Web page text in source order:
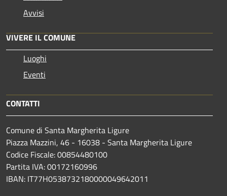
Avvisi
VIVERE IL COMUNE
Luoghi
Eventi
CONTATTI
Comune di Santa Margherita Ligure
Piazza Mazzini, 46 - 16038 - Santa Margherita Ligure
Codice Fiscale: 00854480100
Partita IVA: 00172160996
IBAN: IT77H0538732180000049642011